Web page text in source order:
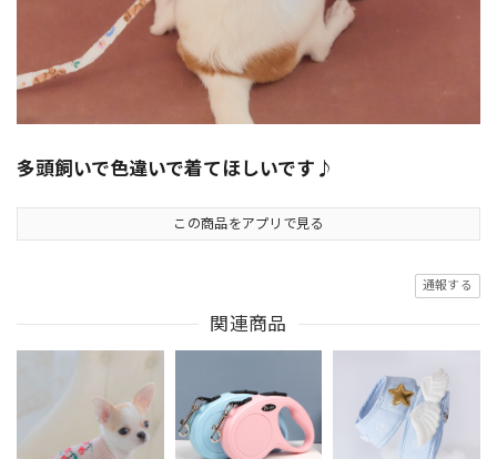
多頭飼いで色違いで着てほしいです♪
この商品をアプリで見る
通報する
関連商品